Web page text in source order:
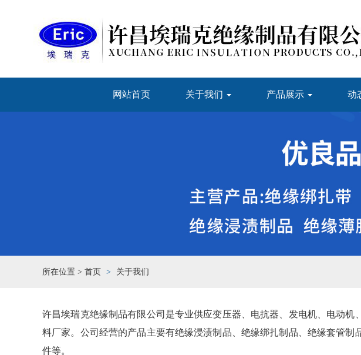
网站首页 关于我们 产品展示 动
所在位置 > 首页 关于我们
许昌埃瑞克绝缘制品有限公司是专业供应变压器、电抗器、发电机、电动
料厂家。公司经营的产品主要有绝缘浸渍制品、绝缘绑扎制品、绝缘套管
件等。